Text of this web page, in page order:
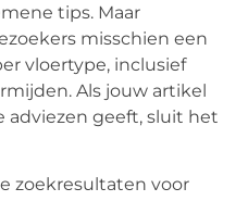
tips. Maar
misschien een
vloertype, inclusief
Als jouw artikel
adviezen geeft, sluit het
zoekresultaten voor